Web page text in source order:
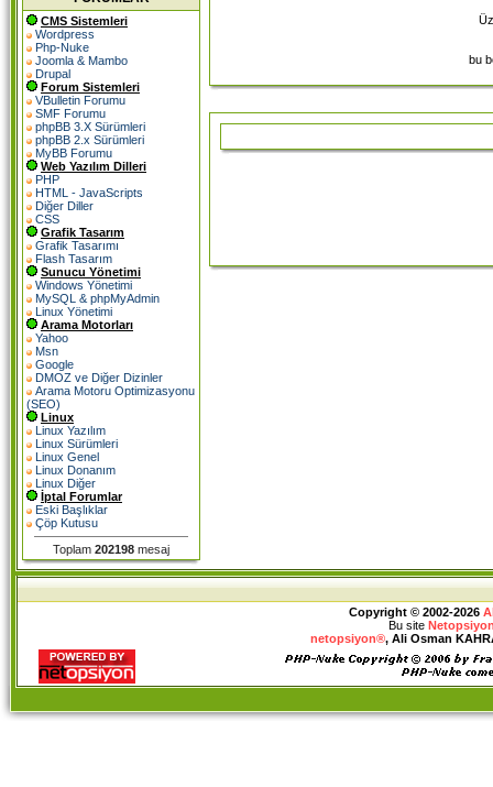
CMS Sistemleri
Wordpress
Php-Nuke
Joomla & Mambo
Drupal
Forum Sistemleri
VBulletin Forumu
SMF Forumu
phpBB 3.X Sürümleri
phpBB 2.x Sürümleri
MyBB Forumu
Web Yazılım Dilleri
PHP
HTML - JavaScripts
Diğer Diller
CSS
Grafik Tasarım
Grafik Tasarımı
Flash Tasarım
Sunucu Yönetimi
Windows Yönetimi
MySQL & phpMyAdmin
Linux Yönetimi
Arama Motorları
Yahoo
Msn
Google
DMOZ ve Diğer Dizinler
Arama Motoru Optimizasyonu
(SEO)
Linux
Linux Yazılım
Linux Sürümleri
Linux Genel
Linux Donanım
Linux Diğer
İptal Forumlar
Eski Başlıklar
Çöp Kutusu
Toplam 202198 mesaj
bu
Copyright © 2002-2026
Bu site
netopsiyon®, Ali Osman